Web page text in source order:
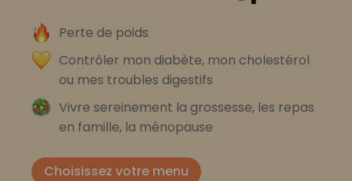
Perte de poids
Contrôler mon diabète, mon cholestérol
ou mes troubles digestifs
Vivre sereinement la grossesse, les repas
en famille, la ménopause
Choisissez votre menu